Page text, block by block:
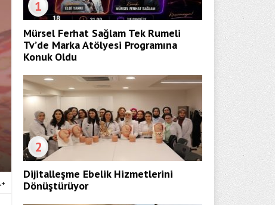
+
1
Mürsel Ferhat Sağlam Tek Rumeli
Tv’de Marka Atölyesi Programına
Konuk Oldu
2
Dijitalleşme Ebelik Hizmetlerini
Dönüştürüyor